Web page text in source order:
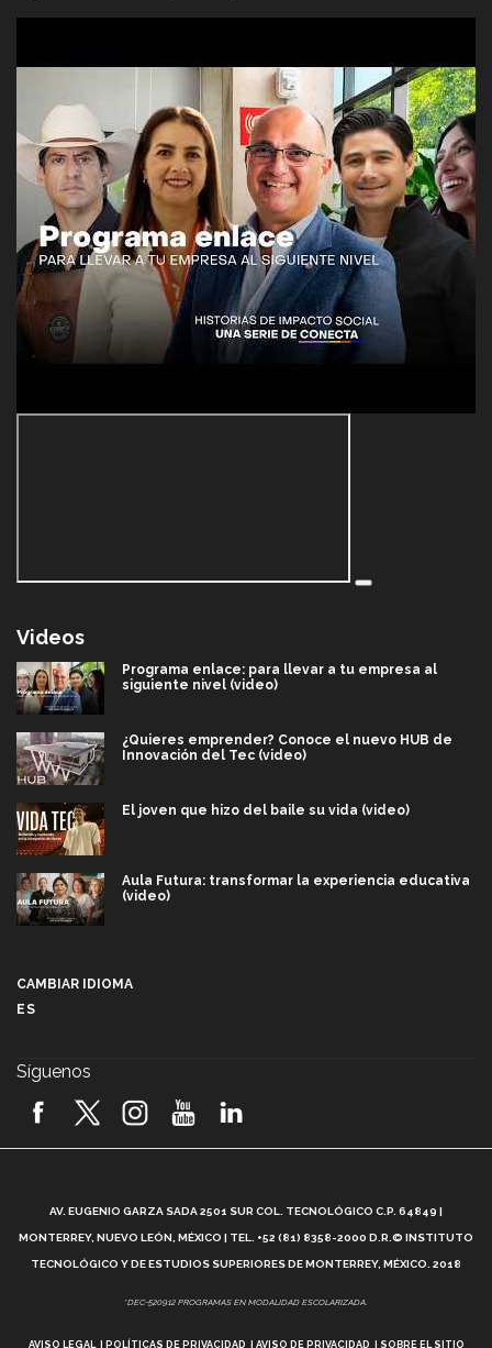
Videos
Programa enlace: para llevar a tu empresa al
siguiente nivel (video)
¿Quieres emprender? Conoce el nuevo HUB de
Innovación del Tec (video)
El joven que hizo del baile su vida (video)
Aula Futura: transformar la experiencia educativa
(video)
2026! (video)
¿Cómo es el Modelo Educativo Tec? (video)
Vida Tec: Feminismo e Inteligencia Artificial, Paola
CAMBIAR IDIOMA
ES
Síguenos
AV. EUGENIO GARZA SADA 2501 SUR COL. TECNOLÓGICO C.P. 64849 |
MONTERREY, NUEVO LEÓN, MÉXICO | TEL. +52 (81) 8358-2000 D.R.© INSTITUTO
TECNOLÓGICO Y DE ESTUDIOS SUPERIORES DE MONTERREY, MÉXICO. 2018
*DEC-520912 PROGRAMAS EN MODALIDAD ESCOLARIZADA.
AVISO LEGAL POLÍTICAS DE PRIVACIDAD AVISO DE PRIVACIDAD SOBRE EL SITIO